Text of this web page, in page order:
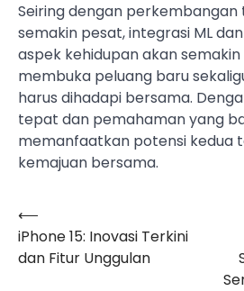
Seiring dengan perkembangan
semakin pesat, integrasi ML
aspek kehidupan akan
membuka peluang baru
harus dihadapi bersama.
tepat dan pemahaman yang
memanfaatkan potensi kedua
kemajuan bersama.
Navigasi
pos
⟵
iPhone 15: Inovasi Terkini
dan Fitur Unggulan